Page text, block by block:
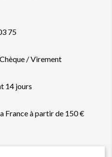
75
/ Virement
14 jours
France à partir de 150 €